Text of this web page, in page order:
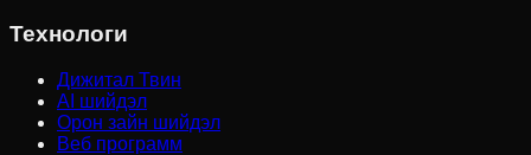
Технологи
Дижитал Твин
AI шийдэл
Орон зайн шийдэл
Веб программ